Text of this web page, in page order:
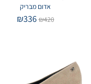
אדום מבריק
₪420
₪336